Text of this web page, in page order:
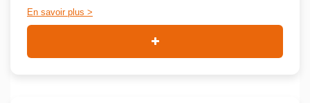
En savoir plus